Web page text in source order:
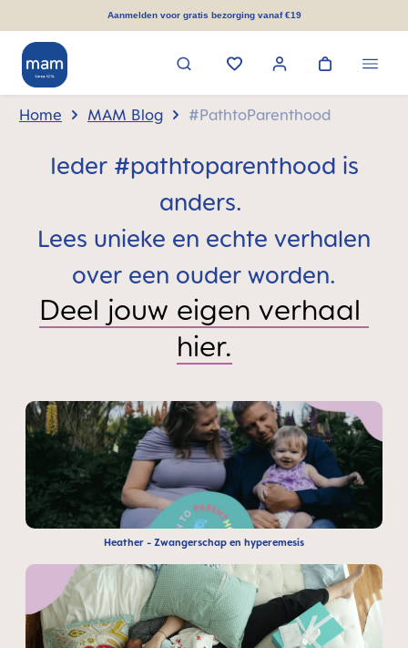
Aanmelden voor gratis bezorging vanaf €19
Home MAM Blog #PathtoParenthood
Ieder #pathtoparenthood is
anders.
Lees unieke en echte verhalen
over een ouder worden.
Deel jouw eigen verhaal
hier.
Heather - Zwangerschap en hyperemesis